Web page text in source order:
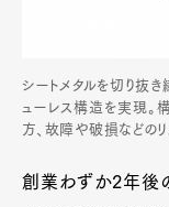
シートメタルを切り抜き
ューレス構造を実現。
方、故障や破損などの
創業わずか2年後